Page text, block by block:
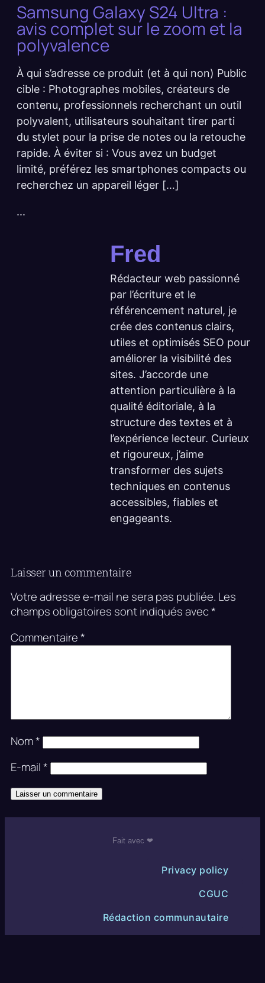
Samsung Galaxy S24 Ultra :
avis complet sur le zoom et la
polyvalence
À qui s’adresse ce produit (et à qui non) Public
cible : Photographes mobiles, créateurs de
contenu, professionnels recherchant un outil
polyvalent, utilisateurs souhaitant tirer parti
du stylet pour la prise de notes ou la retouche
rapide. À éviter si : Vous avez un budget
limité, préférez les smartphones compacts ou
recherchez un appareil léger […]
...
Fred
Rédacteur web passionné
par l’écriture et le
référencement naturel, je
crée des contenus clairs,
utiles et optimisés SEO pour
améliorer la visibilité des
sites. J’accorde une
attention particulière à la
qualité éditoriale, à la
structure des textes et à
l’expérience lecteur. Curieux
et rigoureux, j’aime
transformer des sujets
techniques en contenus
accessibles, fiables et
engageants.
Laisser un commentaire
Votre adresse e-mail ne sera pas publiée. Les
champs obligatoires sont indiqués avec*
Commentaire*
Nom*
E-mail*
Fait avec ❤
Privacy policy
CGUC
Rédaction communautaire